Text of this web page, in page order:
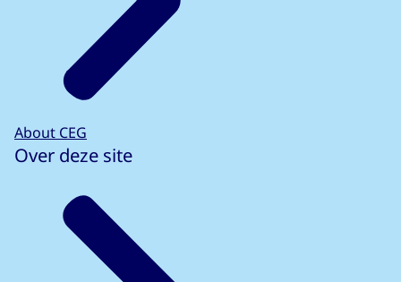
About CEG
Over deze site